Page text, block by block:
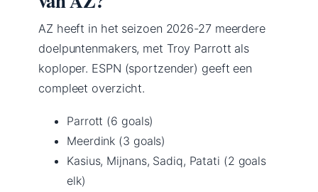
AZ heeft in het seizoen 2026-27 meerdere
doelpuntenmakers, met Troy Parrott als
koploper. ESPN (sportzender) geeft een
compleet overzicht.
Parrott (6 goals)
Meerdink (3 goals)
Kasius, Mijnans, Sadiq, Patati (2 goals
elk)